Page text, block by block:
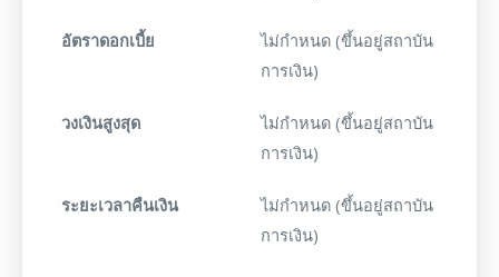
อัตราดอกเบี้ย
ไม่กำหนด (ขึ้นอยู่สถาบัน
การเงิน)
วงเงินสูงสุด
ไม่กำหนด (ขึ้นอยู่สถาบัน
การเงิน)
ระยะเวลาคืนเงิน
ไม่กำหนด (ขึ้นอยู่สถาบัน
การเงิน)